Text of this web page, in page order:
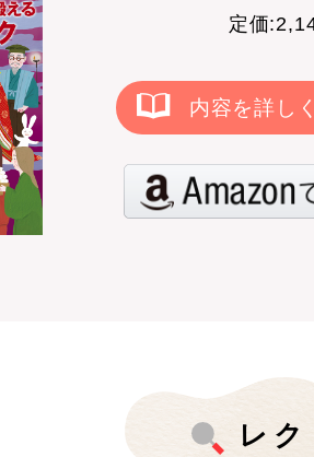
定価
内容を詳し
レ